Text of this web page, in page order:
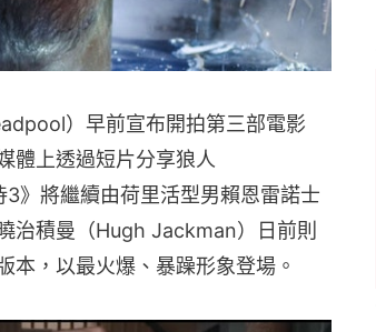
）早前宣布開拍第三部電影
體上透過短片分享狼人
3》將繼續由荷里活型男賴恩雷諾士
治積曼（Hugh Jackman）日前則
本，以最火爆、暴躁形象登場。